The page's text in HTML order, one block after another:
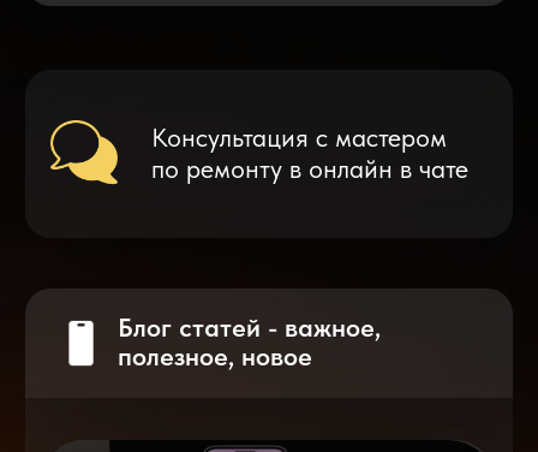
Разблокировка iPhone
Что делать после замены аккумулятора
на смартфоне?